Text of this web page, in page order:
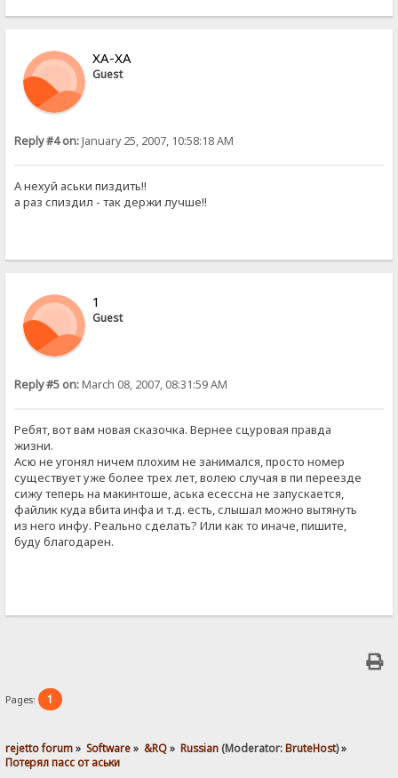
ХА-ХА
Guest
Reply #4 on:January 25, 2007, 10:58:18 AM
А нехуй аськи пиздить!!
а раз спиздил - так держи лучше!!
1
Guest
Reply #5 on:March 08, 2007, 08:31:59 AM
Ребят, вот вам новая сказочка. Вернее сцуровая правда
жизни.
Асю не угонял ничем плохим не занимался, просто номер
существует уже более трех лет, волею случая в пи переезде
сижу теперь на макинтоше, аська есессна не запускается,
файлик куда вбита инфа и т.д. есть, слышал можно вытянуть
из него инфу. Реально сделать? Или как то иначе, пишите,
буду благодарен.
Pages: 1
rejetto forum» Software» &RQ» Russian (Moderator:BruteHost) »
Потерял пасс от аськи